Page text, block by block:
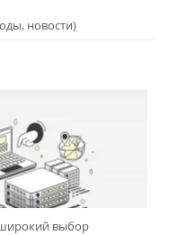
новости)
выбор